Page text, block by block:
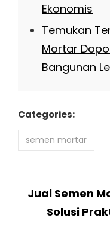
Ekonomis
Temukan
Mortar
Bangunan
Categories:
semen mortar
pos
Post
Jual Semen
Solusi